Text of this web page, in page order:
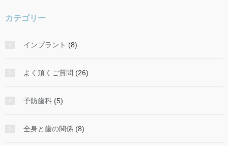
カテゴリー
インプラント (8)
よく頂くご質問 (26)
予防歯科 (5)
全身と歯の関係 (8)